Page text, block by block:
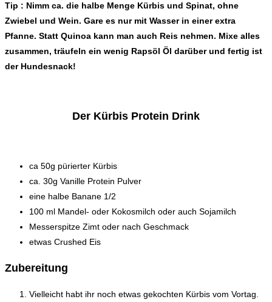
Tip : Nimm ca. die halbe Menge Kürbis und Spinat, ohne
Zwiebel und Wein. Gare es nur mit Wasser in einer extra
Pfanne. Statt Quinoa kann man auch Reis nehmen. Mixe alles
zusammen, träufeln ein wenig Rapsöl Öl darüber und fertig ist
der Hundesnack!
Der Kürbis Protein Drink
ca 50g pürierter Kürbis
ca. 30g Vanille Protein Pulver
eine halbe Banane 1/2
100 ml Mandel- oder Kokosmilch oder auch Sojamilch
Messerspitze Zimt oder nach Geschmack
etwas Crushed Eis
Zubereitung
Vielleicht habt ihr noch etwas gekochten Kürbis vom Vortag.